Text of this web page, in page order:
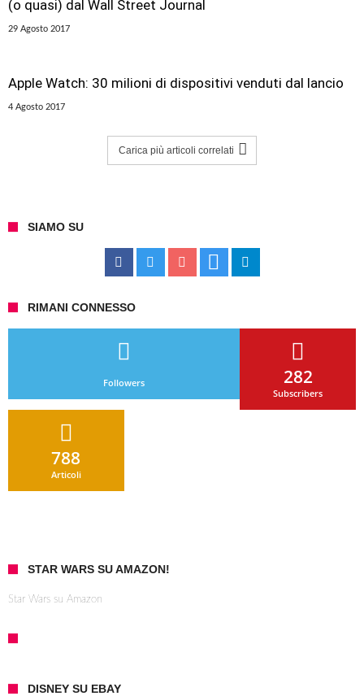
(o quasi) dal Wall Street Journal
29 Agosto 2017
Apple Watch: 30 milioni di dispositivi venduti dal lancio
4 Agosto 2017
Carica più articoli correlati
SIAMO SU
RIMANI CONNESSO
Followers 282
Subscribers
788
Articoli
STAR WARS SU AMAZON!
Star Wars su Amazon
DISNEY SU EBAY